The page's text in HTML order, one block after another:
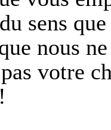
sens
nous
votre